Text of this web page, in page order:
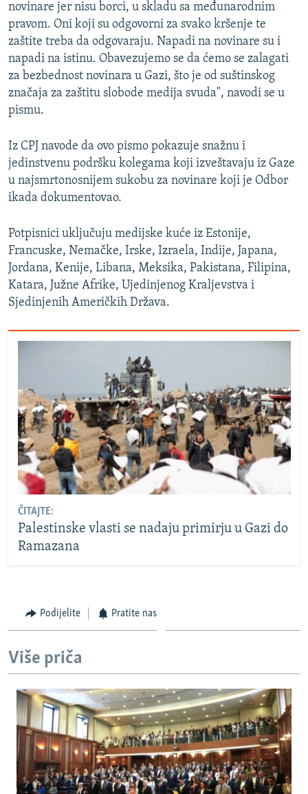
novinare jer nisu borci, u skladu sa međunarodnim
pravom. Oni koji su odgovorni za svako kršenje te
zaštite treba da odgovaraju. Napadi na novinare su i
napadi na istinu. Obavezujemo se da ćemo se zalagati
za bezbednost novinara u Gazi, što je od suštinskog
značaja za zaštitu slobode medija svuda", navodi se u
pismu.
Iz CPJ navode da ovo pismo pokazuje snažnu i
jedinstvenu podršku kolegama koji izveštavaju iz Gaze
u najsmrtonosnijem sukobu za novinare koji je Odbor
ikada dokumentovao.
Potpisnici uključuju medijske kuće iz Estonije,
Francuske, Nemačke, Irske, Izraela, Indije, Japana,
Jordana, Kenije, Libana, Meksika, Pakistana, Filipina,
Katara, Južne Afrike, Ujedinjenog Kraljevstva i
Sjedinjenih Američkih Država.
ČITAJTE:
Palestinske vlasti se nadaju primirju u Gazi do
Ramazana
Podijelite Pratite nas
Više priča